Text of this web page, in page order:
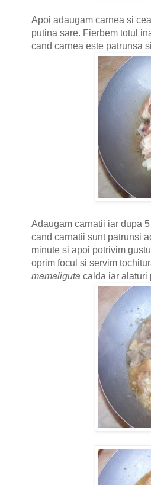
Apoi adaugam carnea si
putina sare. Fierbem totul
cand carnea este patrunsa
Adaugam carnatii iar dupa
cand carnatii sunt patrunsi
minute si apoi potrivim
oprim focul si servim
mamaliguta calda iar alaturi